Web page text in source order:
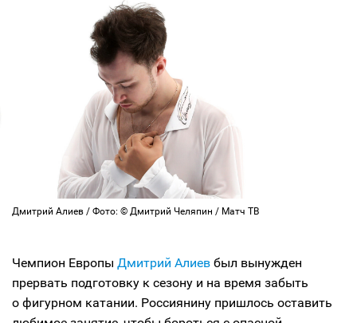
Дмитрий Алиев / Фото: © Дмитрий Челяпин / Матч ТВ
Чемпион Европы Дмитрий Алиев был вынужден
прервать подготовку к сезону и на время забыть
о фигурном катании. Россиянину пришлось оставить